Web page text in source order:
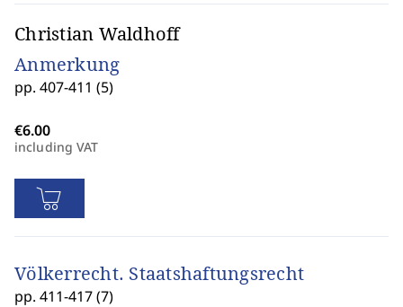
Christian Waldhoff
Anmerkung
pp. 407-411 (5)
including VAT
Völkerrecht. Staatshaftungsrecht
pp. 411-417 (7)